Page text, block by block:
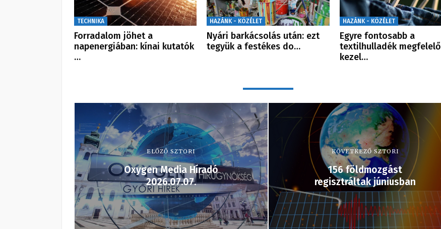
TECHNIKA
Forradalom jöhet a
napenergiában: kínai kutatók
…
HAZÁNK - KÖZÉLET
Nyári barkácsolás után: ezt
tegyük a festékes do…
HAZÁNK - KÖZÉLET
Egyre fontosabb a
textilhulladék megfelelő
kezel…
ELŐZŐ SZTORI
Oxygen Media Híradó
2026.07.07.
KÖVETKEZŐ SZTORI
156 földmozgást
regisztráltak júniusban